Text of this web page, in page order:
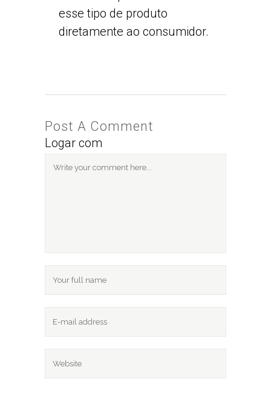
esse tipo de produto
diretamente ao consumidor.
Post A Comment
Logar com